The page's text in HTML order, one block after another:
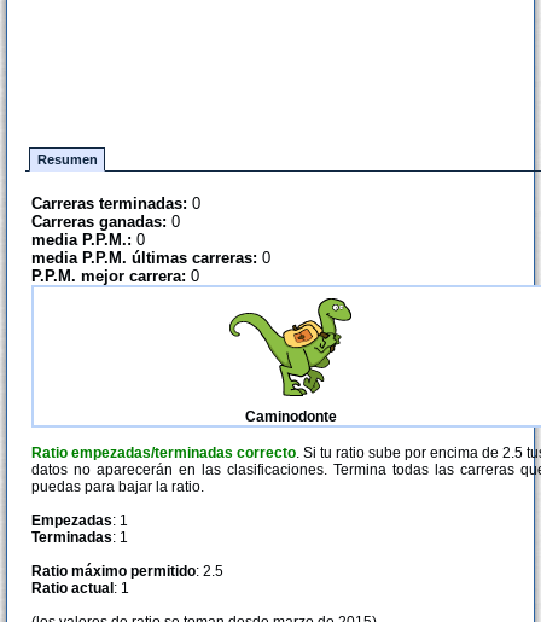
Resumen
Carreras terminadas: 0
Carreras ganadas: 0
media P.P.M.: 0
media P.P.M. últimas carreras: 0
P.P.M. mejor carrera: 0
Caminodonte
Ratio empezadas/terminadas correcto. Si tu ratio sube por encima de 2.5
datos no aparecerán en las clasificaciones. Termina todas las carreras
puedas para bajar la ratio.
Empezadas: 1
Terminadas: 1
Ratio máximo permitido: 2.5
Ratio actual : 1